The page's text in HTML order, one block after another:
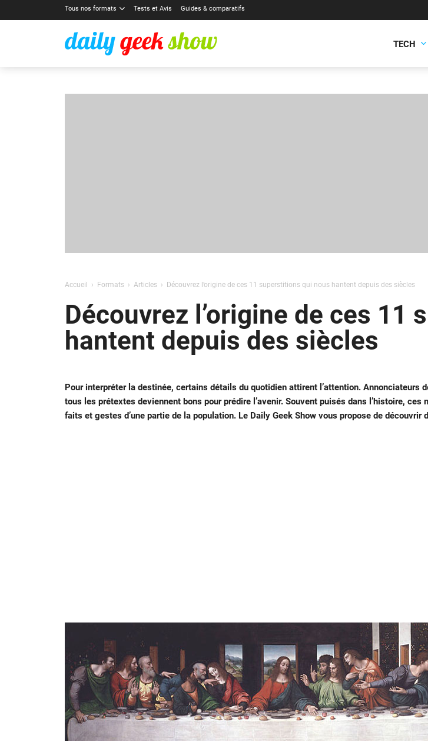
Tous nos formats Tests et Avis Guides & comparatifs
TECH
Accueil Formats Articles Découvrez l’origine de ces 11 superstitions qui nous hantent depuis des siècles
Découvrez l’origine de ces 11
hantent depuis des siècles
Pour interpréter la destinée, certains détails du quotidien attirent l’attention. Annonciateurs
tous les prétextes deviennent bons pour prédire l’avenir. Souvent puisés dans l’histoire, ces
faits et gestes d’une partie de la population. Le Daily Geek Show vous propose de